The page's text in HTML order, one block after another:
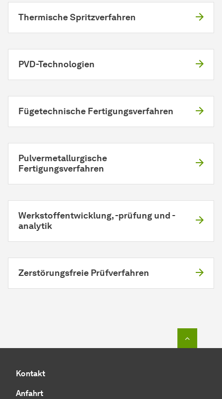
Thermische Spritzverfahren
PVD-Technologien
Fügetechnische Fertigungsverfahren
Pulvermetallurgische
Fertigungsverfahren
Werkstoffentwicklung, -prüfung und -
analytik
Zerstörungsfreie Prüfverfahren
Kontakt
Anfahrt